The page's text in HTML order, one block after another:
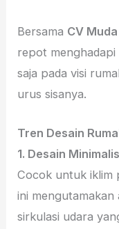
Bersama CV
repot menghadapi
saja pada visi
urus sisanya.
Tren Desain
1. Desain
Cocok untuk iklim
ini
sirkulasi udara